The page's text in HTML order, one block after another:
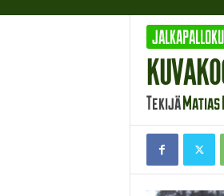
TekijäMatias